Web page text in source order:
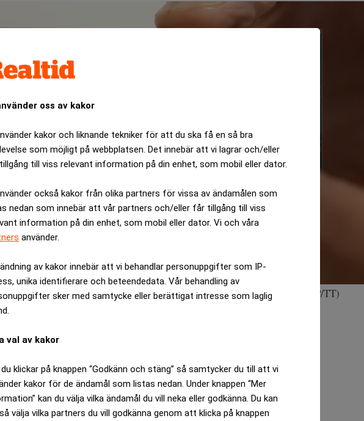
oss av kakor
kakor och liknande tekniker för att du ska få en så bra
som möjligt på webbplatsen. Det innebär att vi lagrar och/eller
till viss relevant information på din enhet, som mobil eller dator.
också kakor från olika partners för vissa av ändamålen som
nedan som innebär att vår partners och/eller får tillgång till viss
information på din enhet, som mobil eller dator. Vi och våra
använder.
av kakor innebär att vi behandlar personuppgifter som IP-
unika identifierare och beteendedata. Vår behandling av
sker med samtycke eller berättigat intresse som laglig
val av kakor
klickar på knappen “Godkänn och stäng” så samtycker du till att vi
kakor för de ändamål som listas nedan. Under knappen “Mer
kan du välja vilka ändamål du vill neka eller godkänna. Du kan
välja vilka partners du vill godkänna genom att klicka på knappen
en enormt viktig del av teknikutvecklingen just nu. (Foto: Jeff Chiu/AP/TT)